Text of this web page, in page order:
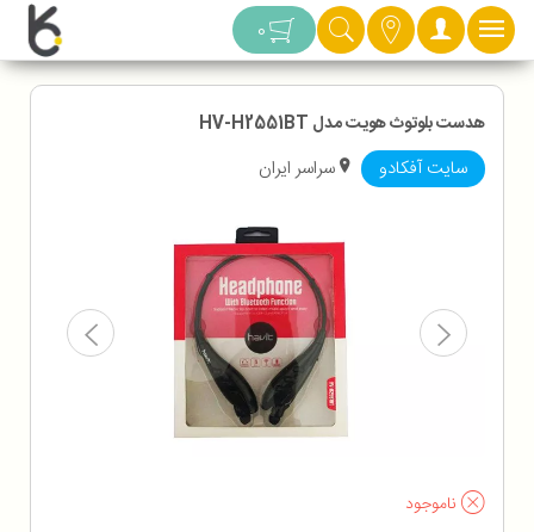
دسته بندی 0
هدست بلوتوث هویت مدل HV-H2551BT
سایت آفکادو سراسر ایران
ناموجود